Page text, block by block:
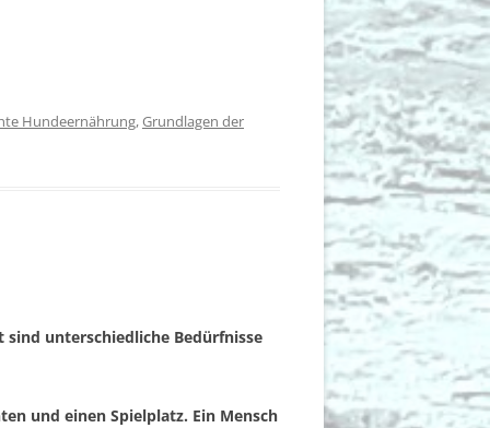
Hundeernährung,Grundlagen der
unterschiedliche Bedürfnisse
und einen Spielplatz. Ein Mensch